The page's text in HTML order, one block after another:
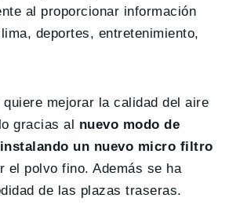
al proporcionar información
deportes, entretenimiento,
mejorar la calidad del aire
gracias al nuevo modo de
un nuevo micro filtro
el polvo fino. Además se ha
de las plazas traseras.